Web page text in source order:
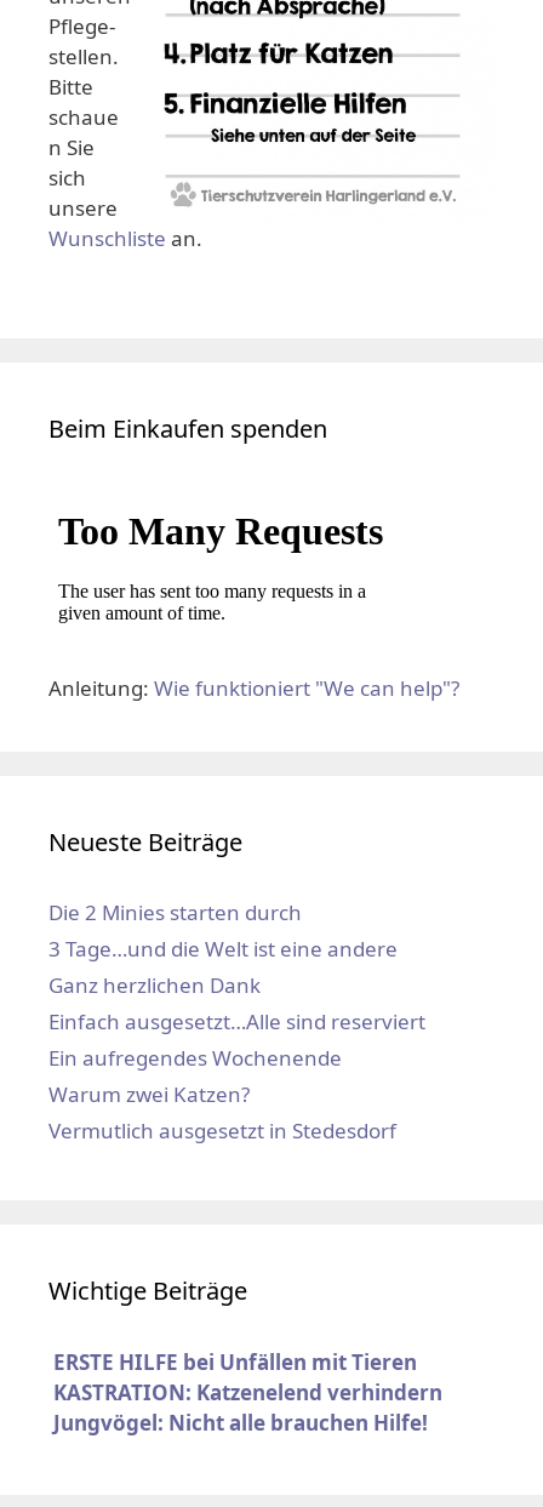
Pflege-
stellen.
Bitte
schaue
n Sie
sich
unsere
Wunschliste an.
Beim Einkaufen spenden
Anleitung: Wie funktioniert "We can help"?
Neueste Beiträge
Die 2 Minies starten durch
3 Tage…und die Welt ist eine andere
Ganz herzlichen Dank
Einfach ausgesetzt…Alle sind reserviert
Ein aufregendes Wochenende
Warum zwei Katzen?
Vermutlich ausgesetzt in Stedesdorf
Wichtige Beiträge
ERSTE HILFE bei Unfällen mit Tieren
KASTRATION: Katzenelend verhindern
Jungvögel: Nicht alle brauchen Hilfe!